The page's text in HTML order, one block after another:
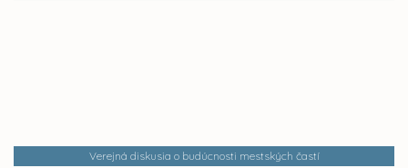
Verejná diskusia o budúcnosti mestských častí